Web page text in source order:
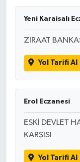
Yeni Karaisalı
ZİRAAT
Yol Tarifi Al
Erol Eczanesi
ESKİ DEVLET
KARŞISI
Yol Tarifi Al